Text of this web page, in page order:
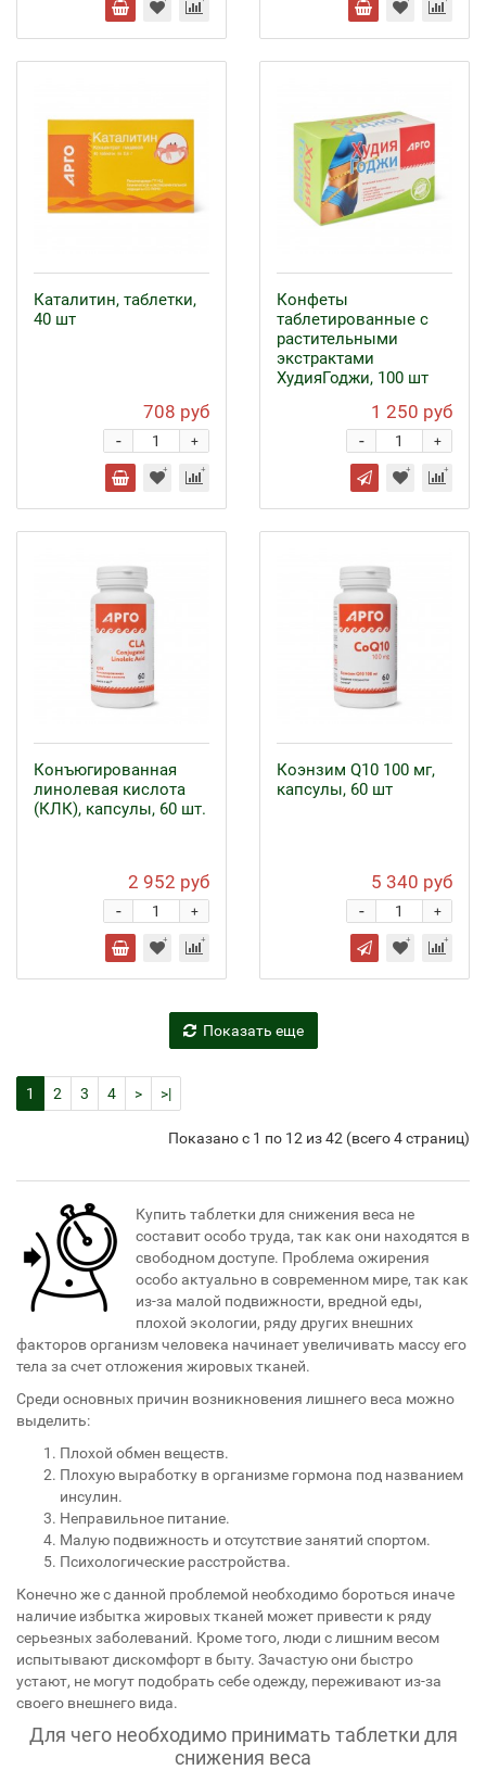
Каталитин, таблетки,
40 шт
708 руб
+
-
Конфеты
таблетированные с
растительными
экстрактами
ХудияГоджи, 100 шт
1 250 руб
+
-
Конъюгированная
линолевая кислота
(КЛК), капсулы, 60 шт.
2 952 руб
+
-
Коэнзим Q10 100 мг,
капсулы, 60 шт
5 340 руб
+
-
Показать еще
1 2 3 4 > >|
Показано с 1 по 12 из 42 (всего 4 страниц)
Купить таблетки для снижения веса не
составит особо труда, так как они находятся в
свободном доступе. Проблема ожирения
особо актуально в современном мире, так как
из-за малой подвижности, вредной еды,
плохой экологии, ряду других внешних
факторов организм человека начинает увеличивать массу его
тела за счет отложения жировых тканей.
Среди основных причин возникновения лишнего веса можно
выделить:
Плохой обмен веществ.
Плохую выработку в организме гормона под названием
инсулин.
Неправильное питание.
Малую подвижность и отсутствие занятий спортом.
Психологические расстройства.
Конечно же с данной проблемой необходимо бороться иначе
наличие избытка жировых тканей может привести к ряду
серьезных заболеваний. Кроме того, люди с лишним весом
испытывают дискомфорт в быту. Зачастую они быстро
устают, не могут подобрать себе одежду, переживают из-за
своего внешнего вида.
Для чего необходимо принимать таблетки для
снижения веса